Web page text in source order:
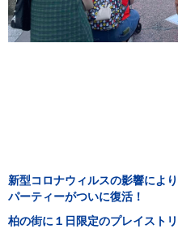
新型コロナウィルスの影響によ
パーティーがついに復活！
柏の街に１日限定のプレイスト